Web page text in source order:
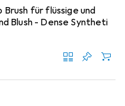
Brush für flüssige und
Blush - Dense Syntheti